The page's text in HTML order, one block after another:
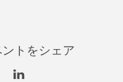
トをシェア